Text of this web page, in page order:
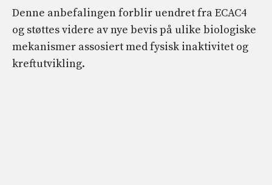
Denne anbefalingen forblir uendret fra ECAC4
og støttes videre av nye bevis på ulike biologiske
mekanismer assosiert med fysisk inaktivitet og
kreftutvikling.